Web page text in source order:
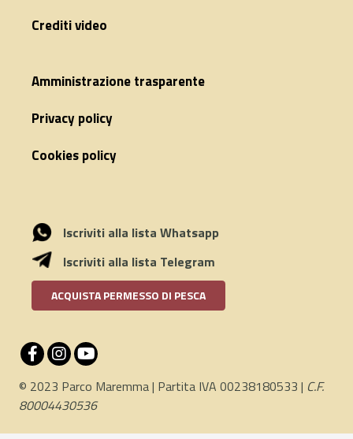
Crediti video
Amministrazione trasparente
Privacy policy
Cookies policy
Iscriviti alla lista Whatsapp
Iscriviti alla lista Telegram
ACQUISTA PERMESSO DI PESCA
© 2023 Parco Maremma | Partita IVA 00238180533 | C.F.
80004430536